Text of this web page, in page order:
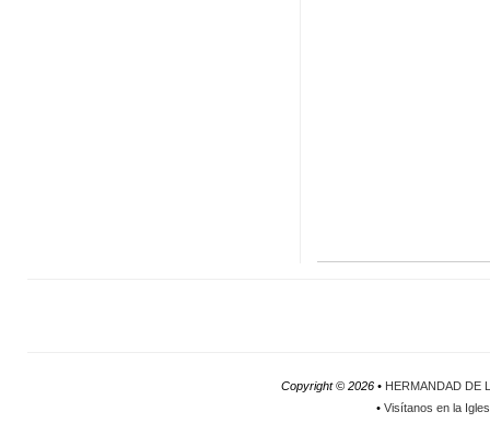
Copyright ©2026 • HERMANDAD DE
•Visítanos en la